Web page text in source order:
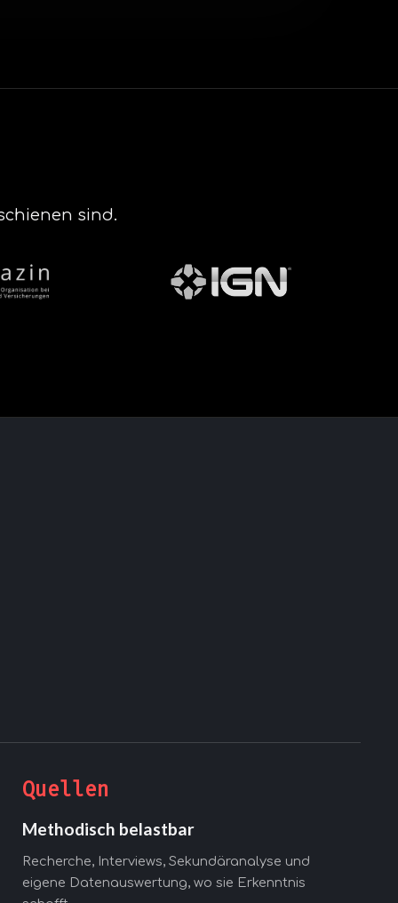
sind.
Quellen
Methodisch belastbar
Recherche, Interviews, Sekundäranalyse und
eigene Datenauswertung, wo sie Erkenntnis